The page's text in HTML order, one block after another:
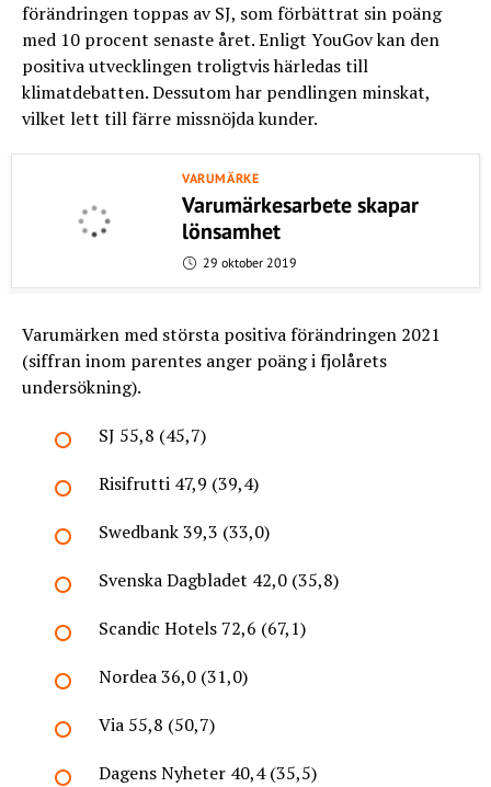
förändringen toppas av SJ, som förbättrat sin poäng
med 10 procent senaste året. Enligt YouGov kan den
positiva utvecklingen troligtvis härledas till
klimatdebatten. Dessutom har pendlingen minskat,
vilket lett till färre missnöjda kunder.
VARUMÄRKE
Varumärkesarbete skapar
lönsamhet
29 oktober 2019
Varumärken med största positiva förändringen 2021
(siffran inom parentes anger poäng i fjolårets
undersökning).
SJ 55,8 (45,7)
Risifrutti 47,9 (39,4)
Swedbank 39,3 (33,0)
Svenska Dagbladet 42,0 (35,8)
Scandic Hotels 72,6 (67,1)
Nordea 36,0 (31,0)
Via 55,8 (50,7)
Dagens Nyheter 40,4 (35,5)